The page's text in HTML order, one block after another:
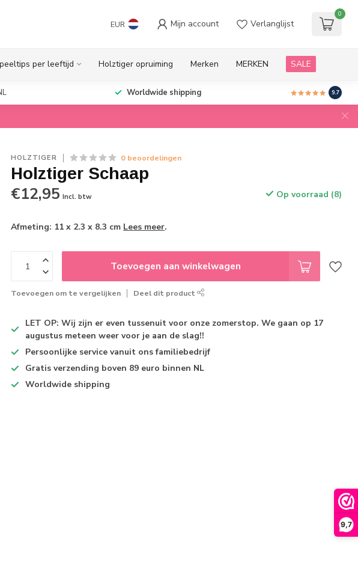
9,7
EUR Mijn account Verlanglijst
0
per leeftijd Holztiger opruiming Merken MERKEN SALE
Worldwide shipping 9.7
HOLZTIGER 0 beoordelingen
Holztiger Schaap
€12,95 Incl. btw Op voorraad (8)
Afmeting: 11 x 2.3 x 8.3 cm Lees meer.
Toevoegen aan winkelwagen
Toevoegen om te vergelijken Deel dit product
LET OP: Wij zijn er even tussenuit voor onze zomerstop. We gaan op 17
augustus meteen weer voor je aan de slag!!
Persoonlijke service vanuit ons familiebedrijf
Gratis verzending boven 89 euro binnen NL
Worldwide shipping